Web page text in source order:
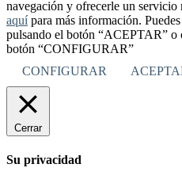
navegación y ofrecerle un
aquípara más información.
pulsando el botón “ACEPTAR” o
botón “CONFIGURAR”
CONFIGURAR
Cerrar
Su privacidad